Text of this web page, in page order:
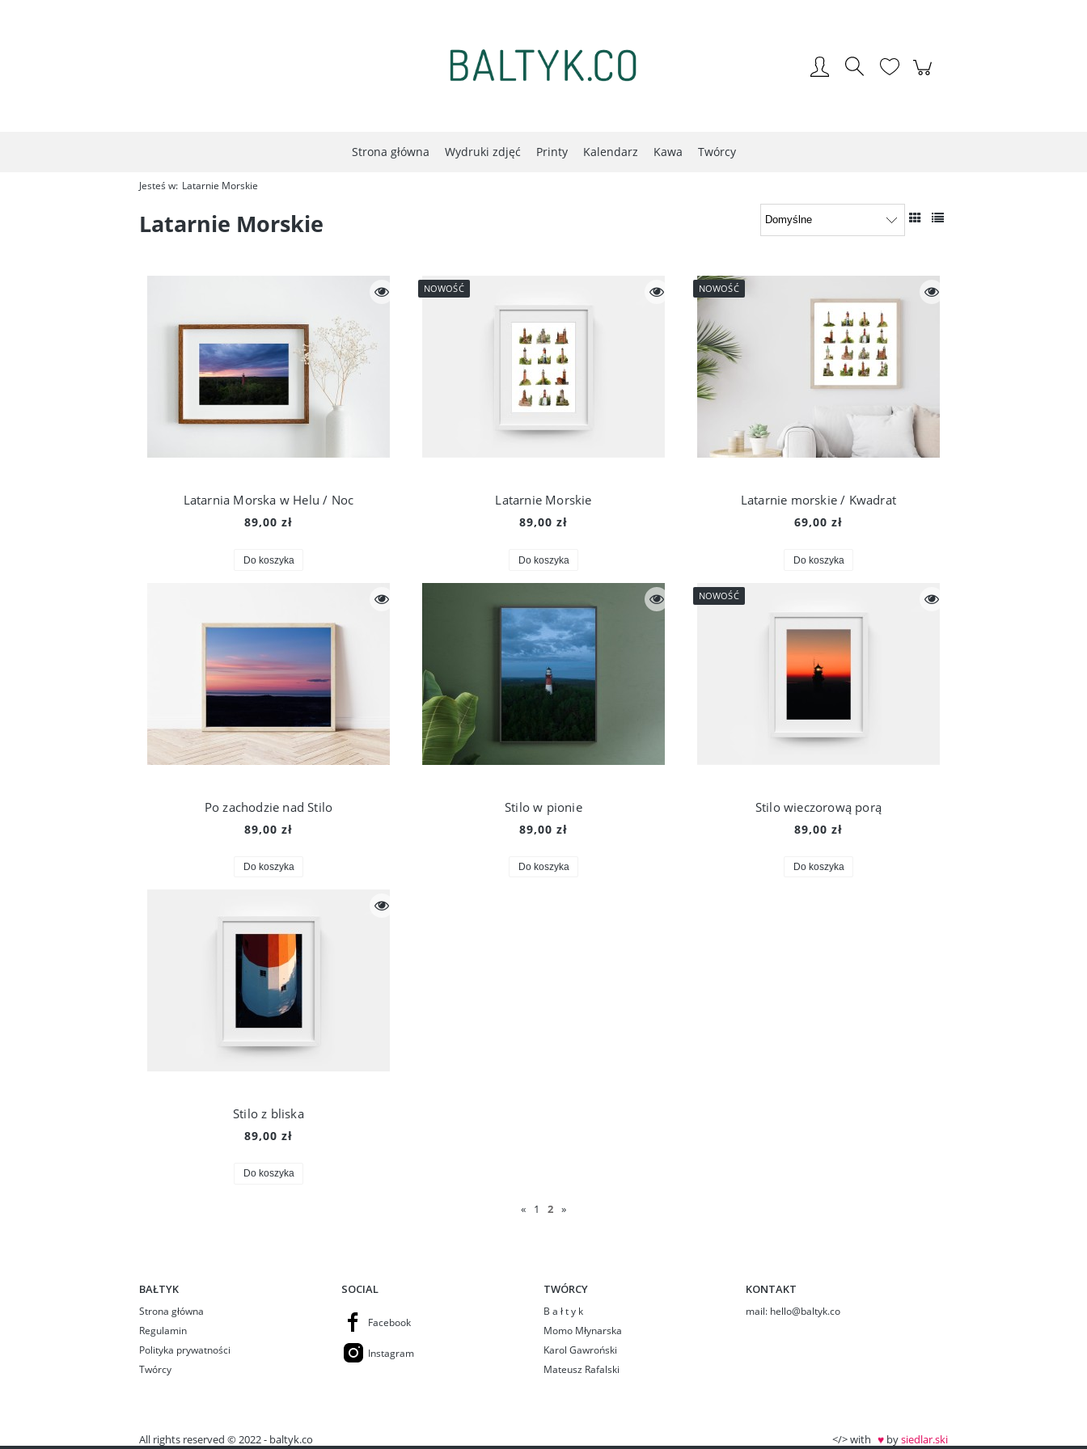
Strona główna Wydruki zdjęć Printy Kalendarz Kawa Twórcy
Jesteś w: Latarnie Morskie
Latarnie Morskie
Latarnia Morska w Helu / Noc
89,00 zł
Do koszyka
Latarnie Morskie
89,00 zł
Do koszyka
NOWOŚĆ
Latarnie morskie / Kwadrat
69,00 zł
Do koszyka
NOWOŚĆ
Po zachodzie nad Stilo
89,00 zł
Do koszyka
Stilo w pionie
89,00 zł
Do koszyka
Stilo wieczorową porą
89,00 zł
Do koszyka
NOWOŚĆ
Stilo z bliska
89,00 zł
Do koszyka
« 1 2 »
BAŁTYK
Strona główna
Regulamin
Polityka prywatności
Twórcy
SOCIAL
Facebook
Instagram
TWÓRCY
B a ł t y k
Momo Młynarska
Karol Gawroński
Mateusz Rafalski
KONTAKT
:liam
All rights reserved © 2022 - baltyk.co </> with ♥ bysiedlar.ski